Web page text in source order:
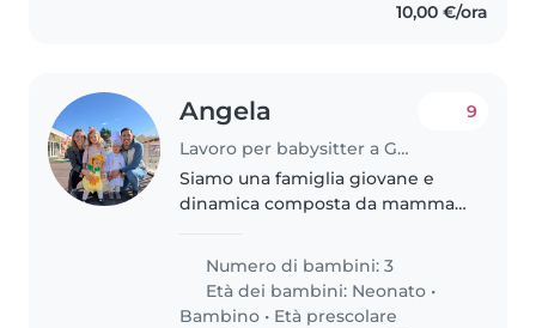
10,00 €/ora
Angela
Lavoro per babysitter a Genova
9
Siamo una famiglia giovane e
dinamica composta da mamma,
dolcezza: una bimba di 5 anni, un
bimbo di 3 anni e la più piccola
di 1 anno. Papà lavora..
Numero di bambini: 3
Età dei bambini: Neonato •
Bambino • Età prescolare